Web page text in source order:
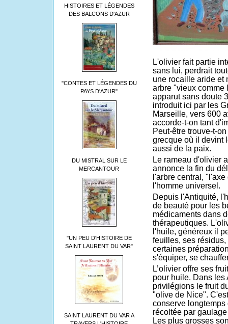
HISTOIRES ET LÉGENDES
DES BALCONS D'AZUR
"CONTES ET LÉGENDES DU
PAYS D'AZUR"
DU MISTRAL SUR LE
MERCANTOUR
"UN PEU D'HISTOIRE DE
SAINT LAURENT DU VAR"
SAINT LAURENT DU VAR A
L'olivier fait partie
sans lui, perdrait
une rocaille aride et
arbre "vieux comme
apparut sans doute
introduit ici par les
Marseille, vers 600
accorde-t-on tant
Peut-être trouve-t-
grecque où il devint
aussi de la paix.
Le rameau d'olivier
annonce la fin du
l'arbre central,
l'homme universel.
Depuis l'Antiquité,
de beauté pour les
médicaments dans
thérapeutiques.
l'huile, généreux il
feuilles, ses
certaines
s'équiper, se
L’olivier offre ses
pour huile. Dans les
privilégions le fruit
"olive de Nice".
conserve
récoltée par
Les plus grosses